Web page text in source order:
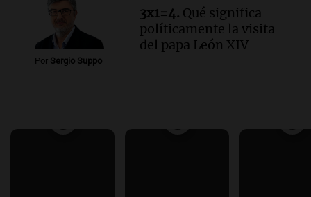
Por Sergio Suppo
3x1=4. Qué significa
políticamente la visita
del papa León XIV